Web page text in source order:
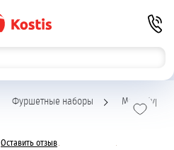
Фуршетные наборы Мини
Оставить отзыв